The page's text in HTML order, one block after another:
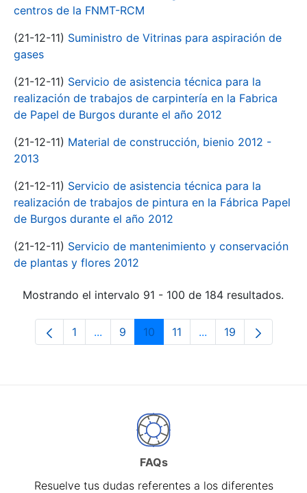
centros de la FNMT-RCM
(21-12-11) Suministro de Vitrinas para aspiración de
gases
(21-12-11) Servicio de asistencia técnica para la
realización de trabajos de carpintería en la Fabrica
de Papel de Burgos durante el año 2012
(21-12-11) Material de construcción, bienio 2012 -
2013
(21-12-11) Servicio de asistencia técnica para la
realización de trabajos de pintura en la Fábrica Papel
de Burgos durante el año 2012
(21-12-11) Servicio de mantenimiento y conservación
de plantas y flores 2012
Mostrando el intervalo 91 - 100 de 184 resultados.
Página
1 ...Páginas intermedias Use TAB para
Página
9 Página
10 Página
11 ...PáginasPágina
19
FAQs
Resuelve tus dudas referentes a los diferentes